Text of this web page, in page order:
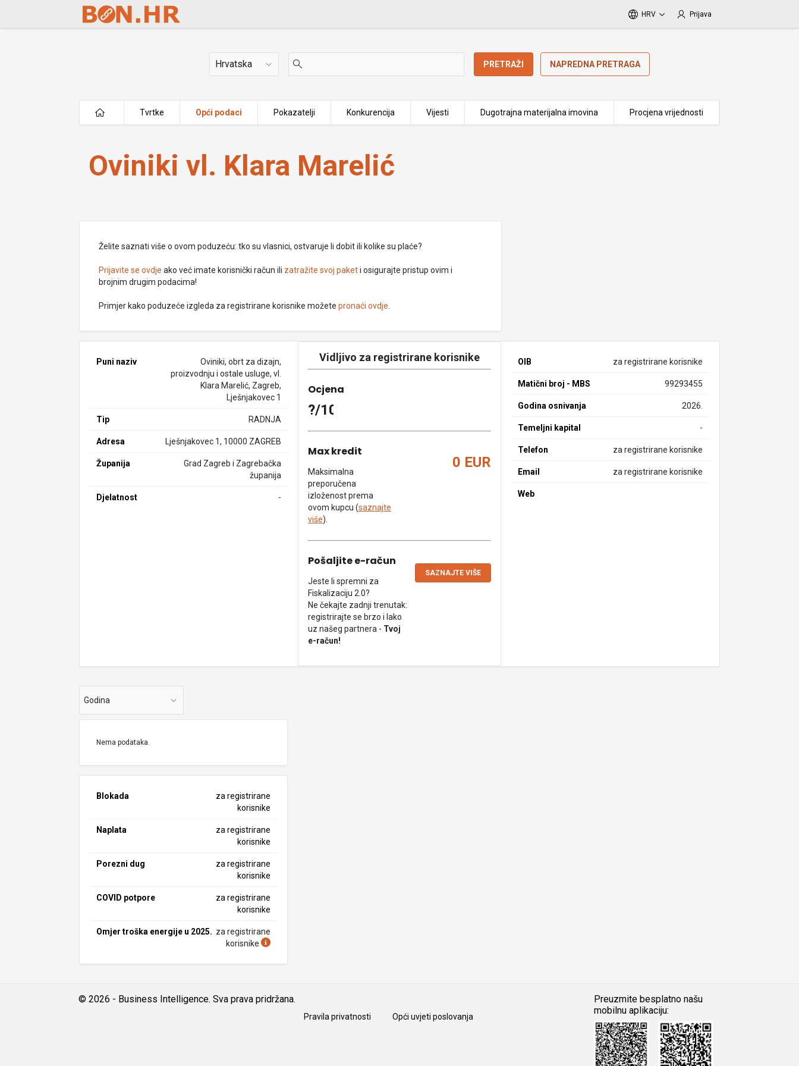
Skip to Main Content
HRV Prijava
Država PRETRAŽI NAPREDNA PRETRAGA
Tvrtke Opći podaci Pokazatelji Konkurencija Vijesti Dugotrajna materijalna imovina Procjena vrijednosti
Oviniki vl. Klara Marelić
Oviniki vl. Klara Marelić
Želite saznati više o ovom poduzeću: tko su vlasnici, ostvaruje li dobit ili kolike su plaće?
Prijavite se ovdje ako već imate korisnički račun ili zatražite svoj paketi osigurajte pristup ovim i
brojnim drugim podacima!
Primjer kako poduzeće izgleda za registrirane korisnike možetepronaći ovdje
Puni naziv
Oviniki, obrt za dizajn,
proizvodnju i ostale usluge, vl.
Klara Marelić, Zagreb,
Lješnjakovec 1
Tip RADNJA
Adresa Lješnjakovec 1, 10000 ZAGREB
Županija
Grad Zagreb i Zagrebačka
županija
Djelatnost -
Vidljivo za registrirane korisnike
Ocjena
?/10
Max kredit
Maksimalna
preporučena
izloženost prema
ovom kupcu (saznajte
više).
0 EUR
Pošaljite e-račun
Jeste li spremni za
Fiskalizaciju 2.0?
Ne čekajte zadnji trenutak:
registrirajte se brzo i lako
uz našeg partnera - Tvoj
e-račun!
SAZNAJTE VIŠE
OIB za registrirane korisnike
Matični broj - MBS 99293455
Godina osnivanja 2026.
Temeljni kapital -
Telefon za registrirane korisnike
Email za registrirane korisnike
Web
Godina
Nema podataka.
Blokada
za registrirane
korisnike
Naplata
za registrirane
korisnike
Porezni dug
za registrirane
korisnike
COVID potpore
za registrirane
korisnike
Omjer troška energije u 2025. za registrirane
korisnike
© 2026 - Business Intelligence. Sva prava pridržana.
Pravila privatnosti Opći uvjeti poslovanja
Preuzmite besplatno našu
mobilnu aplikaciju:
Android iOS